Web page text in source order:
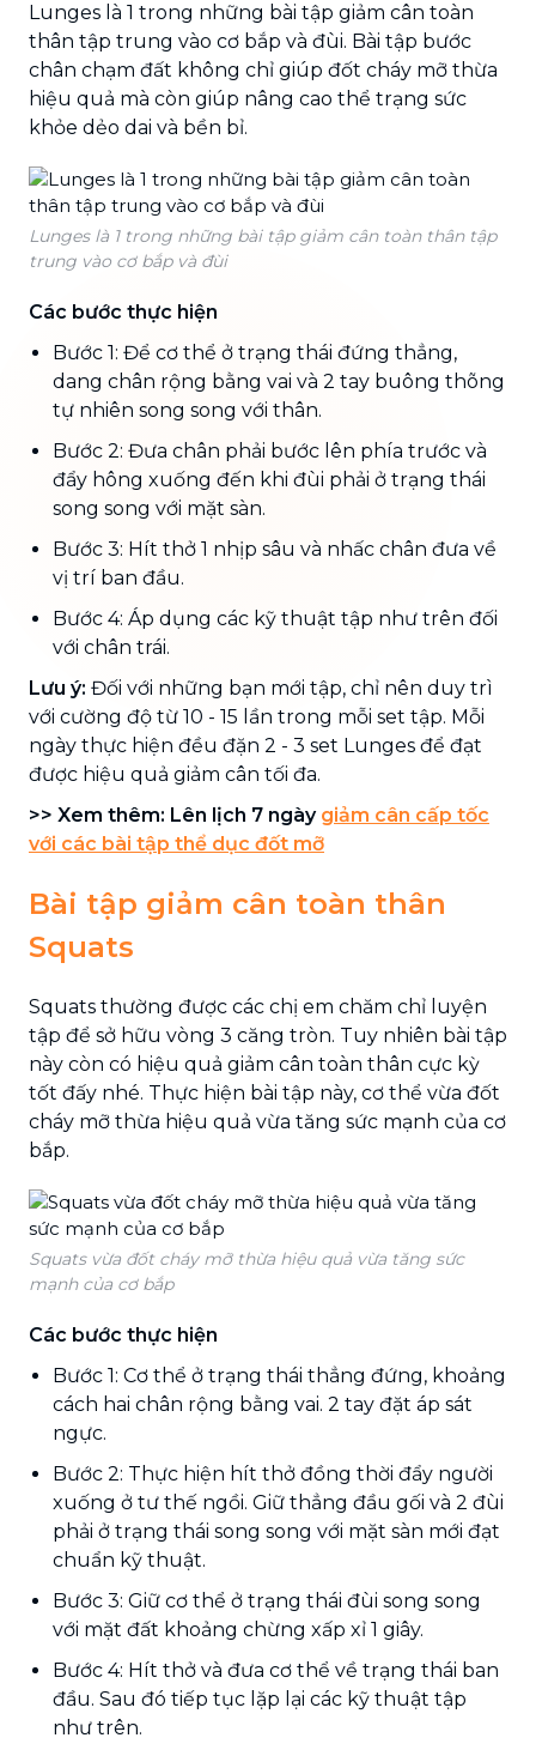
Lunges là 1 trong những bài tập giảm cân toàn
thân tập trung vào cơ bắp và đùi. Bài tập bước
chân chạm đất không chỉ giúp đốt cháy mỡ thừa
hiệu quả mà còn giúp nâng cao thể trạng sức
khỏe dẻo dai và bền bỉ.
Lunges là 1 trong những bài tập giảm cân toàn thân tập
trung vào cơ bắp và đùi
Các bước thực hiện
Bước 1: Để cơ thể ở trạng thái đứng thẳng,
dang chân rộng bằng vai và 2 tay buông thõng
tự nhiên song song với thân.
Bước 2: Đưa chân phải bước lên phía trước và
đẩy hông xuống đến khi đùi phải ở trạng thái
song song với mặt sàn.
Bước 3: Hít thở 1 nhịp sâu và nhấc chân đưa về
vị trí ban đầu.
Bước 4: Áp dụng các kỹ thuật tập như trên đối
với chân trái.
Lưu ý: Đối với những bạn mới tập, chỉ nên duy trì
với cường độ từ 10 - 15 lần trong mỗi set tập. Mỗi
ngày thực hiện đều đặn 2 - 3 set Lunges để đạt
được hiệu quả giảm cân tối đa.
>> Xem thêm: Lên lịch 7 ngày giảm cân cấp tốc
với các bài tập thể dục đốt mỡ
Bài tập giảm cân toàn thân
Squats
Squats thường được các chị em chăm chỉ luyện
tập để sở hữu vòng 3 căng tròn. Tuy nhiên bài tập
này còn có hiệu quả giảm cân toàn thân cực kỳ
tốt đấy nhé. Thực hiện bài tập này, cơ thể vừa đốt
cháy mỡ thừa hiệu quả vừa tăng sức mạnh của cơ
bắp.
Squats vừa đốt cháy mỡ thừa hiệu quả vừa tăng sức
mạnh của cơ bắp
Các bước thực hiện
Bước 1: Cơ thể ở trạng thái thẳng đứng, khoảng
cách hai chân rộng bằng vai. 2 tay đặt áp sát
ngực.
Bước 2: Thực hiện hít thở đồng thời đẩy người
xuống ở tư thế ngồi. Giữ thẳng đầu gối và 2 đùi
phải ở trạng thái song song với mặt sàn mới đạt
chuẩn kỹ thuật.
Bước 3: Giữ cơ thể ở trạng thái đùi song song
với mặt đất khoảng chừng xấp xỉ 1 giây.
Bước 4: Hít thở và đưa cơ thể về trạng thái ban
đầu. Sau đó tiếp tục lặp lại các kỹ thuật tập
như trên.